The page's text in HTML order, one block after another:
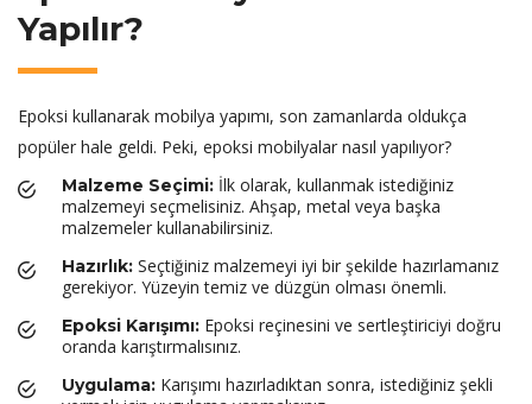
Yapılır?
Epoksi kullanarak mobilya yapımı, son zamanlarda oldukça
popüler hale geldi. Peki, epoksi mobilyalar nasıl yapılıyor?
Malzeme Seçimi: İlk olarak, kullanmak istediğiniz
malzemeyi seçmelisiniz. Ahşap, metal veya başka
malzemeler kullanabilirsiniz.
Hazırlık: Seçtiğiniz malzemeyi iyi bir şekilde hazırlamanız
gerekiyor. Yüzeyin temiz ve düzgün olması önemli.
Epoksi Karışımı: Epoksi reçinesini ve sertleştiriciyi doğru
oranda karıştırmalısınız.
Uygulama: Karışımı hazırladıktan sonra, istediğiniz şekli